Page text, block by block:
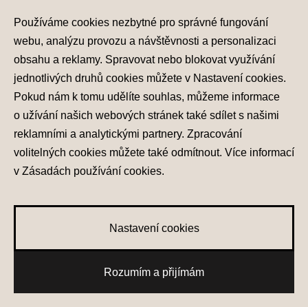
Nové skladové vozy Testovací jízda Získat nabídku Konfigurátor
Používáme cookies nezbytné pro správné fungování
webu, analýzu provozu a návštěvnosti a personalizaci
obsahu a reklamy. Spravovat nebo blokovat využívání
jednotlivých druhů cookies můžete v Nastavení cookies.
Pokud nám k tomu udělíte souhlas, můžeme informace
o užívání našich webových stránek také sdílet s našimi
reklamními a analytickými partnery. Zpracování
volitelných cookies můžete také odmítnout. Více informací
v Zásadách používání cookies.
Nastavení cookies
Rozumím a přijímám